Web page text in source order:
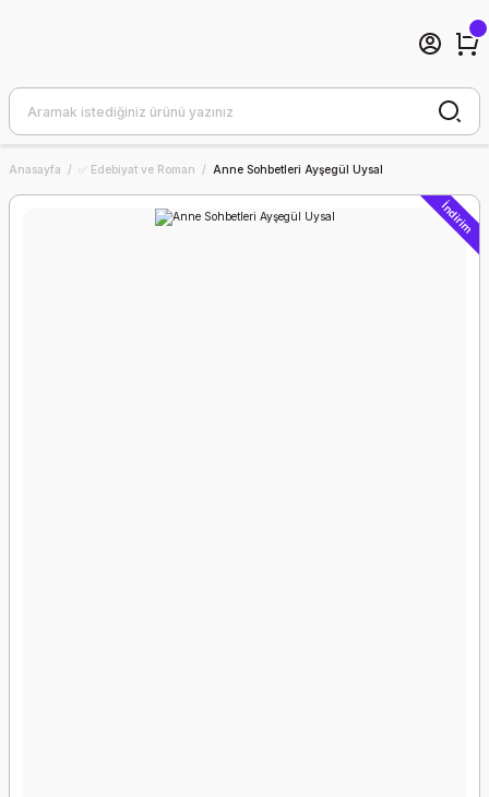
Anasayfa ✅ Edebiyat ve Roman Anne Sohbetleri Ayşegül Uysal
İndirim